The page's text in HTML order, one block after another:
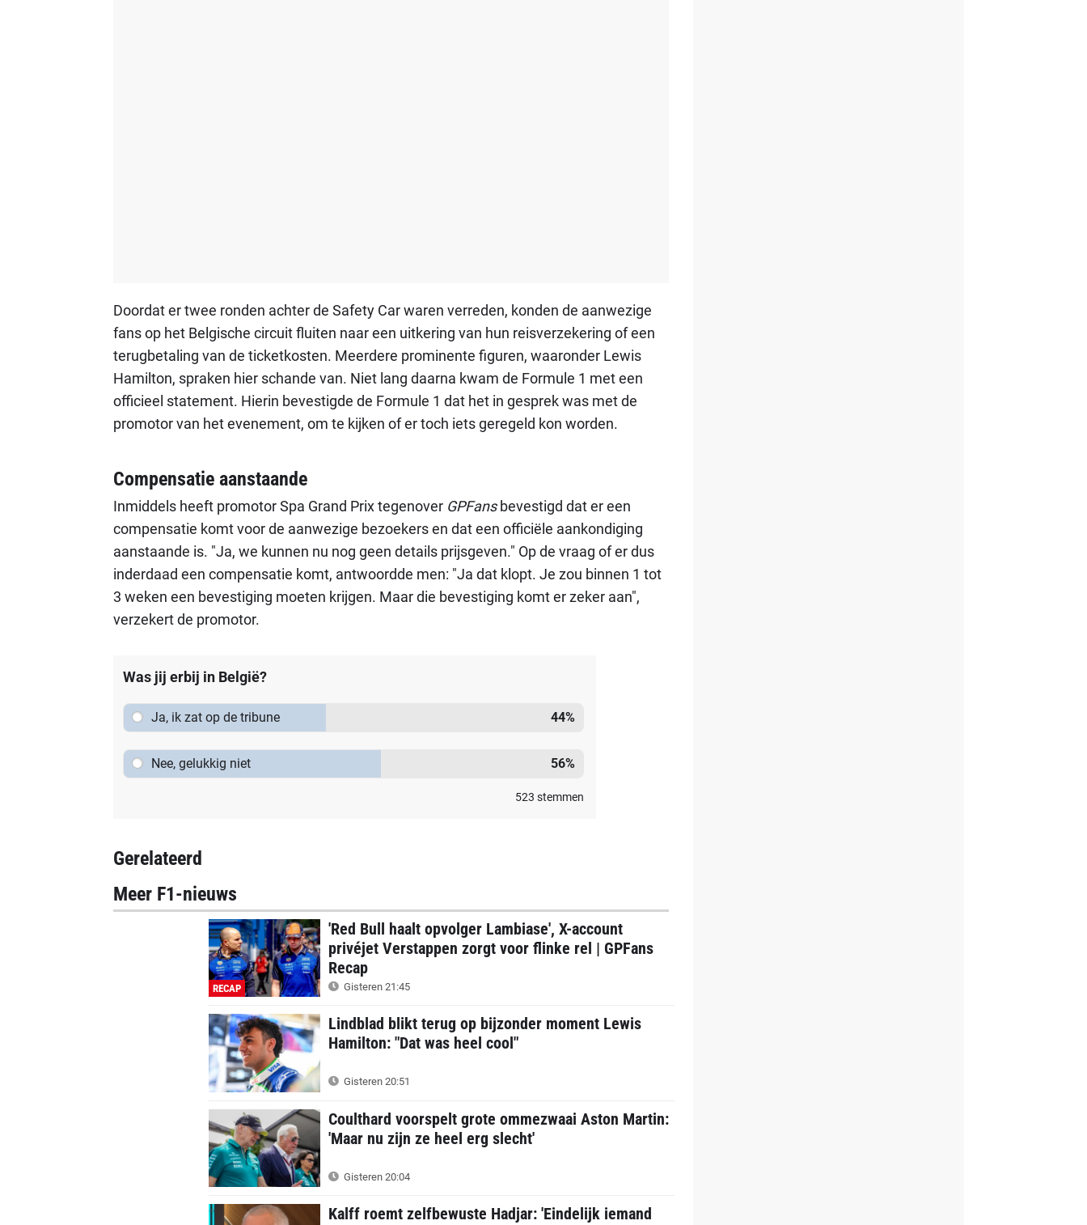
Doordat er twee ronden achter de Safety Car waren verreden, konden de aanwezige
fans op het Belgische circuit fluiten naar een uitkering van hun reisverzekering of een
terugbetaling van de ticketkosten. Meerdere prominente figuren, waaronder Lewis
Hamilton, spraken hier schande van. Niet lang daarna kwam de Formule 1 met een
officieel statement. Hierin bevestigde de Formule 1 dat het in gesprek was met de
promotor van het evenement, om te kijken of er toch iets geregeld kon worden.
Compensatie aanstaande
Inmiddels heeft promotor Spa Grand Prix tegenover GPFansbevestigd dat er een
compensatie komt voor de aanwezige bezoekers en dat een officiële aankondiging
aanstaande is. "Ja, we kunnen nu nog geen details prijsgeven." Op de vraag of er dus
inderdaad een compensatie komt, antwoordde men: "Ja dat klopt. Je zou binnen 1 tot
3 weken een bevestiging moeten krijgen. Maar die bevestiging komt er zeker aan",
verzekert de promotor.
Was jij erbij in België?
Ja, ik zat op de tribune 44%
Nee, gelukkig niet 56%
523 stemmen
Gerelateerd
Meer F1-nieuws
RECAP
'Red Bull haalt opvolger Lambiase', X-account
privéjet Verstappen zorgt voor flinke rel | GPFans
Recap
Gisteren 21:45
Lindblad blikt terug op bijzonder moment Lewis
Hamilton: "Dat was heel cool"
Gisteren 20:51
Coulthard voorspelt grote ommezwaai Aston Martin:
'Maar nu zijn ze heel erg slecht'
Gisteren 20:04
Kalff roemt zelfbewuste Hadjar: 'Eindelijk iemand